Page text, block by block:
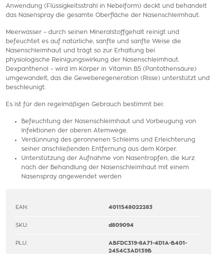
Anwendung (Flüssigkeitsstrahl in Nebelform) deckt und behandelt
das Nasenspray die gesamte Oberfläche der Nasenschleimhaut.
Meerwasser – durch seinen Mineralstoffgehalt reinigt und
befeuchtet es auf natürliche, sanfte und sanfte Weise die
Nasenschleimhaut und trägt so zur Erhaltung bei
physiologische Reinigungswirkung der Nasenschleimhaut.
Dexpanthenol – wird im Körper in Vitamin B5 (Pantothensäure)
umgewandelt, das die Geweberegeneration (Risse) unterstützt und
beschleunigt.
Es ist für den regelmäßigen Gebrauch bestimmt bei:
Befeuchtung der Nasenschleimhaut und Vorbeugung von
Infektionen der oberen Atemwege.
Verdünnung des geronnenen Schleims und Erleichterung
seiner anschließenden Entfernung aus dem Körper.
Unterstützung der Aufnahme von Nasentropfen, die kurz
nach der Behandlung der Nasenschleimhaut mit einem
Nasenspray angewendet werden
EAN: 4011548022283
SKU: d809094
PLU:
ABFDC319-8A71-4D1A-B401-
2454C3AD139B